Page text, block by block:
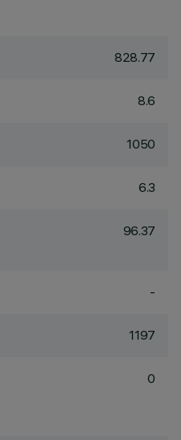
828.77
8.6
1050
6.3
96.37
-
1197
0